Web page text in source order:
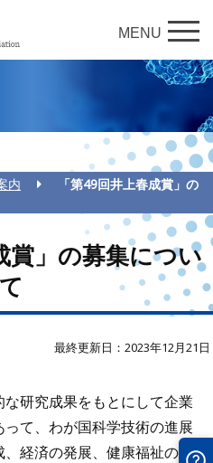
MENU
内
「第49回井上春成賞」の
賞」の募集につい
て
最終更新日：2023年12月21日
研究成果をもとにして企業
て、わが国科学技術の進展
経済の発展、健康福祉の向